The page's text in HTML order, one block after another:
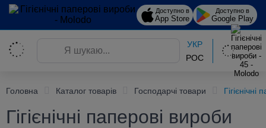
Доступно в
App Store
Доступно в
Google Play
УКР
РОС
Головна Каталог товарів Господарчі товари
Гігієнічні паперові вироби